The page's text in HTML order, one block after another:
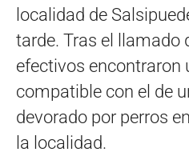
localidad de
tarde. Tras el llamado
efectivos encontraron
compatible con el de
devorado por perros
la localidad.